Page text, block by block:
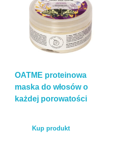
OATME proteinowa
maska do włosów o
każdej porowatości
Kup produkt